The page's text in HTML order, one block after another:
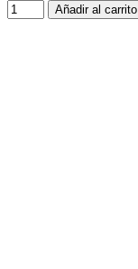
Añadir al carrito